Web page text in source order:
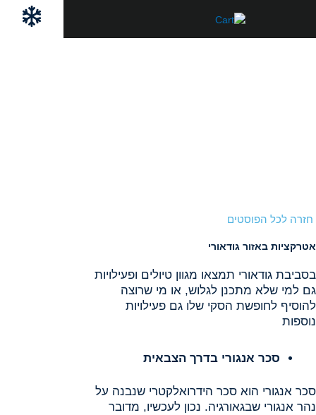
חזרה לכל הפוסטים
אטרקציות באזור גודאורי
בסביבת גודאורי תמצאו מגוון טיולים ופעילויות
גם למי שלא מתכנן לגלוש, או מי שרוצה
להוסיף לחופשת הסקי שלו גם פעילויות
נוספות
סכר אנגורי בדרך הצבאית
סכר אנגורי הוא סכר הידרואלקטרי שנבנה על
נהר אנגורי שבגאורגיה. נכון לעכשיו, מדובר